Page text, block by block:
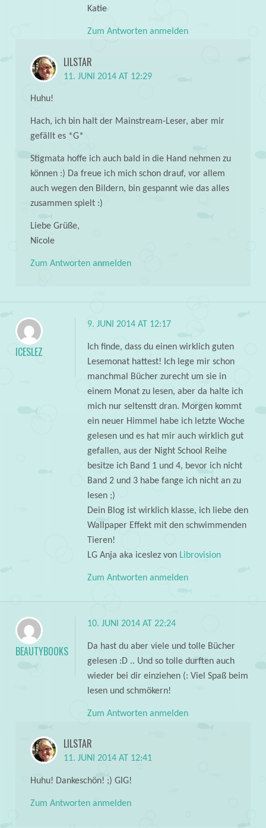
Katie
Zum Antworten anmelden
LILSTAR
11. JUNI 2014 AT 12:29
Huhu!
Hach, ich bin halt der Mainstream-Leser, aber mir
gefällt es *G*
Stigmata hoffe ich auch bald in die Hand nehmen zu
können :) Da freue ich mich schon drauf, vor allem
auch wegen den Bildern, bin gespannt wie das alles
zusammen spielt :)
Liebe Grüße,
Nicole
Zum Antworten anmelden
ICESLEZ
9. JUNI 2014 AT 12:17
Ich finde, dass du einen wirklich guten
Lesemonat hattest! Ich lege mir schon
manchmal Bücher zurecht um sie in
einem Monat zu lesen, aber da halte ich
mich nur seltenstt dran. Morgen kommt
ein neuer Himmel habe ich letzte Woche
gelesen und es hat mir auch wirklich gut
gefallen, aus der Night School Reihe
besitze ich Band 1 und 4, bevor ich nicht
Band 2 und 3 habe fange ich nicht an zu
lesen ;)
Dein Blog ist wirklich klasse, ich liebe den
Wallpaper Effekt mit den schwimmenden
Tieren!
LG Anja aka iceslez von Librovision
Zum Antworten anmelden
BEAUTYBOOKS
10. JUNI 2014 AT 22:24
Da hast du aber viele und tolle Bücher
gelesen :D .. Und so tolle durften auch
wieder bei dir einziehen (: Viel Spaß beim
lesen und schmökern!
Zum Antworten anmelden
LILSTAR
11. JUNI 2014 AT 12:41
Huhu! Dankeschön! ;) GlG!
Zum Antworten anmelden